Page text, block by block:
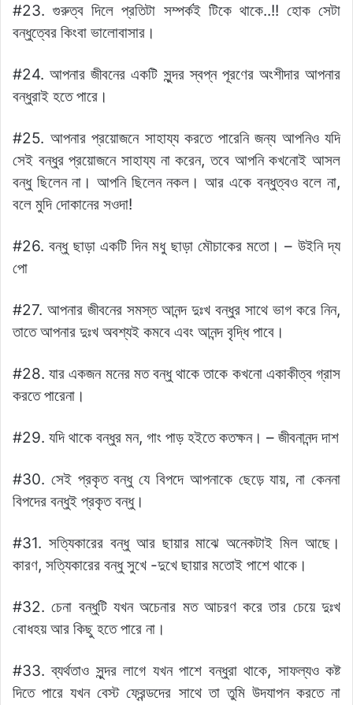
#23. গুরুত্ব দিলে প্রতিটা সম্পর্কই টিকে থাকে..!! হোক সেটা
বন্ধুত্বের কিংবা ভালোবাসার।
#24. আপনার জীবনের একটি সুন্দর স্বপ্ন পূরণের অংশীদার আপনার
বন্ধুরাই হতে পারে।
#25. আপনার প্রয়োজনে সাহায্য করতে পারেনি জন্য আপনিও যদি
সেই বন্ধুর প্রয়োজনে সাহায্য না করেন, তবে আপনি কখনোই আসল
বন্ধু ছিলেন না। আপনি ছিলেন নকল। আর একে বন্ধুত্বও বলে না,
বলে মুদি দোকানের সওদা!
#26. বন্ধু ছাড়া একটি দিন মধু ছাড়া মৌচাকের মতো। – উইনি দ্য
পো
#27. আপনার জীবনের সমস্ত আনন্দ দুঃখ বন্ধুর সাথে ভাগ করে নিন,
তাতে আপনার দুঃখ অবশ্যই কমবে এবং আনন্দ বৃদ্ধি পাবে।
#28. যার একজন মনের মত বন্ধু থাকে তাকে কখনো একাকীত্ব গ্রাস
করতে পারেনা।
#29. যদি থাকে বন্ধুর মন, গাং পাড় হইতে কতক্ষন। – জীবনানন্দ দাশ
#30. সেই প্রকৃত বন্ধু যে বিপদে আপনাকে ছেড়ে যায়, না কেননা
বিপদের বন্ধুই প্রকৃত বন্ধু।
#31. সত্যিকারের বন্ধু আর ছায়ার মাঝে অনেকটাই মিল আছে।
কারণ, সত্যিকারের বন্ধু সুখে -দুখে ছায়ার মতোই পাশে থাকে।
#32. চেনা বন্ধুটি যখন অচেনার মত আচরণ করে তার চেয়ে দুঃখ
বোধহয় আর কিছু হতে পারে না।
#33. ব্যর্থতাও সুন্দর লাগে যখন পাশে বন্ধুরা থাকে, সাফল্যও কষ্ট
দিতে পারে যখন বেস্ট ফ্রেন্ডদের সাথে তা তুমি উদযাপন করতে না